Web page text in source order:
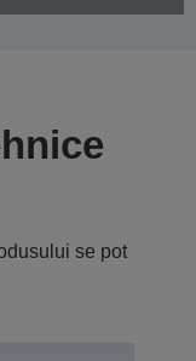
se pot